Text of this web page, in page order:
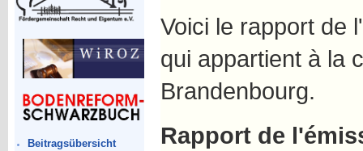
Beitragsübersicht
Voici le rapport de
qui appartient à la
Brandenbourg.
Rapport de